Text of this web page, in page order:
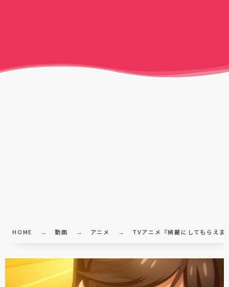
HOME 動画 アニメ TVアニメ『綺麗にしてもらえ